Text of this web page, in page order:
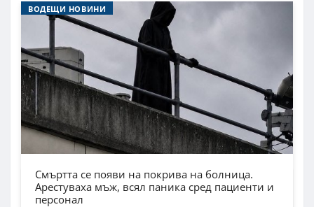
ВОДЕЩИ НОВИНИ
Смъртта се появи на покрива на болница.
Арестуваха мъж, всял паника сред пациенти и
персонал